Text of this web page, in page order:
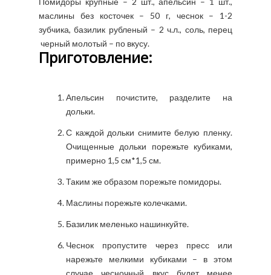
маслины без косточек – 50 г, чеснок – 1-2
зубчика, базилик рубленый – 2 ч.л., соль, перец
черный молотый – по вкусу.
Приготовление:
Апельсин почистите, разделите на
дольки.
С каждой дольки снимите белую пленку.
Очищенные дольки порежьте кубиками,
примерно 1,5 см*1,5 см.
Таким же образом порежьте помидоры.
Маслины порежьте колечками.
Базилик меленько нашинкуйте.
Чеснок пропустите через пресс или
нарежьте мелкими кубиками – в этом
случае чесночный вкус будет менее